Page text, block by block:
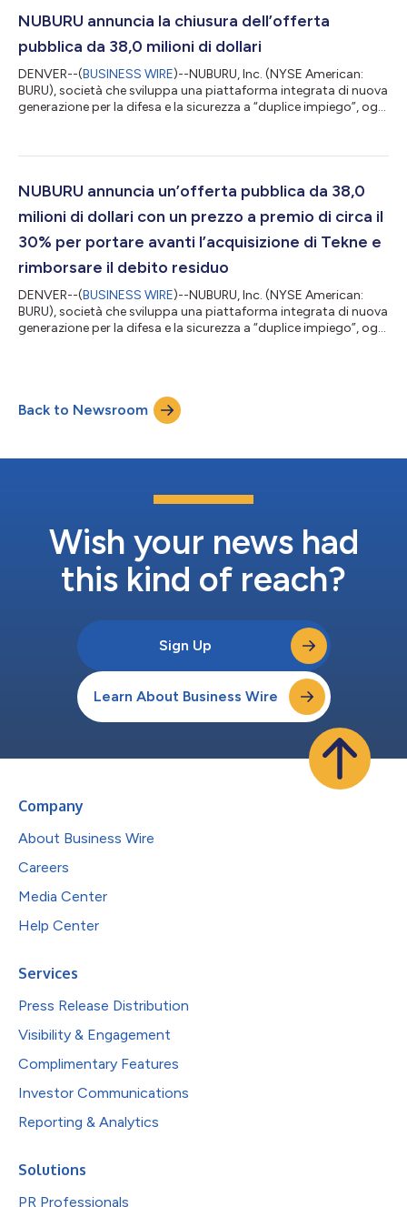
emesse in relazione all’acquisizione di Lyocon S.r.l. ("Lyocon"),
NUBURU annuncia la chiusura dell’offerta
pubblica da 38,0 milioni di dollari
DENVER--(BUSINESS WIRE)--NUBURU, Inc. (NYSE American:
BURU), società che sviluppa una piattaforma integrata di nuova
generazione per la difesa e la sicurezza a “duplice impiego”, oggi
38,0 milioni di dollari, al lordo delle commissioni dell’agente di
in un totale di 244.372.984 azioni ordinarie e/o warrant pr...
NUBURU annuncia un’offerta pubblica da 38,0
milioni di dollari con un prezzo a premio di circa il
30% per portare avanti l’acquisizione di Tekne e
rimborsare il debito residuo
DENVER--(BUSINESS WIRE)--NUBURU, Inc. (NYSE American:
BURU), società che sviluppa una piattaforma integrata di nuova
generazione per la difesa e la sicurezza a “duplice impiego”, oggi
dollari, al lordo delle commissioni dell’agente di collocamento e
di altre spese dell’offerta. L’offerta consiste in un totale di
Back to Newsroom
Wish your news had
this kind of reach?
Sign Up
Learn About Business Wire
Company
About Business Wire
Careers
Media Center
Help Center
Services
Press Release Distribution
Visibility & Engagement
Complimentary Features
Investor Communications
Reporting & Analytics
Solutions
PR Professionals